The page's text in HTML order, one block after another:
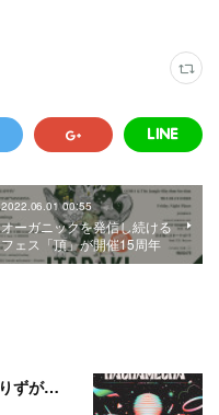
2022.06.01 00:55
オーガニックを発信し続ける
フェス「頂」が開催15周年
【HACHA MECHA】桐生発のどんぐりずが桐生をハチャメチャに彩る。